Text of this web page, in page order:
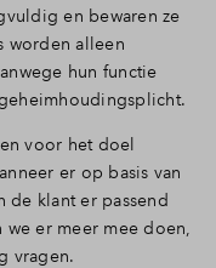
en bewaren ze
worden alleen
hun functie
voor het doel
er op basis van
klant er passend
er meer mee doen,
vragen.